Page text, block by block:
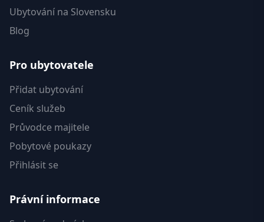
Ubytování na Slovensku
Blog
Pro ubytovatele
Přidat ubytování
Ceník služeb
Průvodce majitele
Pobytové poukazy
Přihlásit se
Právní informace